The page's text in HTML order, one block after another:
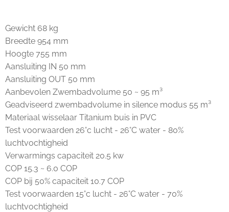
Gewicht 68 kg
Breedte 954 mm
Hoogte 755 mm
Aansluiting IN 50 mm
Aansluiting OUT 50 mm
Aanbevolen Zwembadvolume 50 ~ 95 m³
Geadviseerd zwembadvolume in silence modus 55 m³
Materiaal wisselaar Titanium buis in PVC
Test voorwaarden 26°c lucht - 26°C water - 80%
luchtvochtigheid
Verwarmings capaciteit 20.5 kw
COP 15.3 ~ 6.0 COP
COP bij 50% capaciteit 10.7 COP
Test voorwaarden 15°c lucht - 26°C water - 70%
luchtvochtigheid